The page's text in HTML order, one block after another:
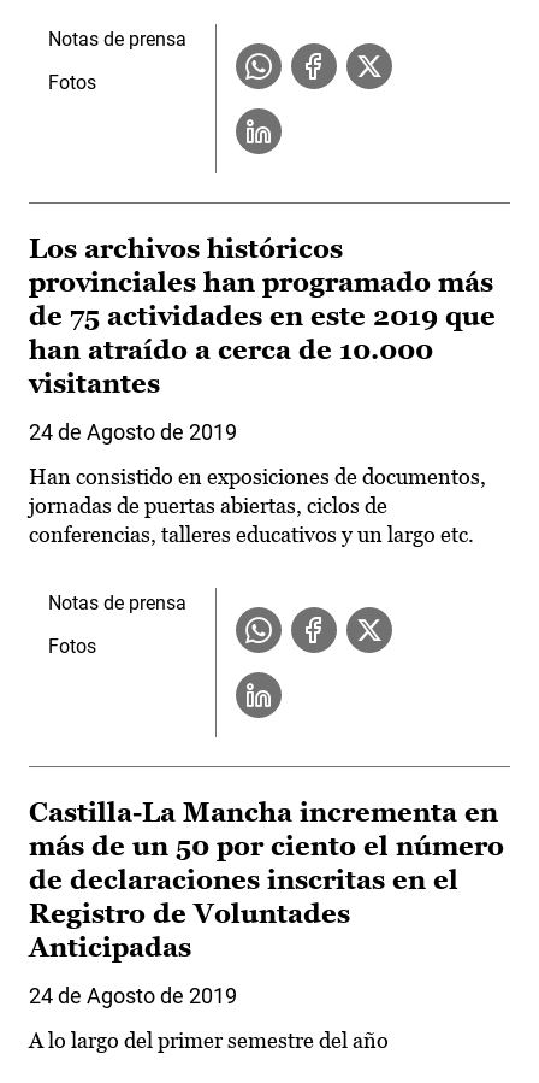
Notas de prensa
Fotos
Los archivos históricos
provinciales han programado más
de 75 actividades en este 2019 que
han atraído a cerca de 10.000
visitantes
24 de Agosto de 2019
Han consistido en exposiciones de documentos,
jornadas de puertas abiertas, ciclos de
conferencias, talleres educativos y un largo etc.
Notas de prensa
Fotos
Castilla-La Mancha incrementa en
más de un 50 por ciento el número
de declaraciones inscritas en el
Registro de Voluntades
Anticipadas
24 de Agosto de 2019
A lo largo del primer semestre del año